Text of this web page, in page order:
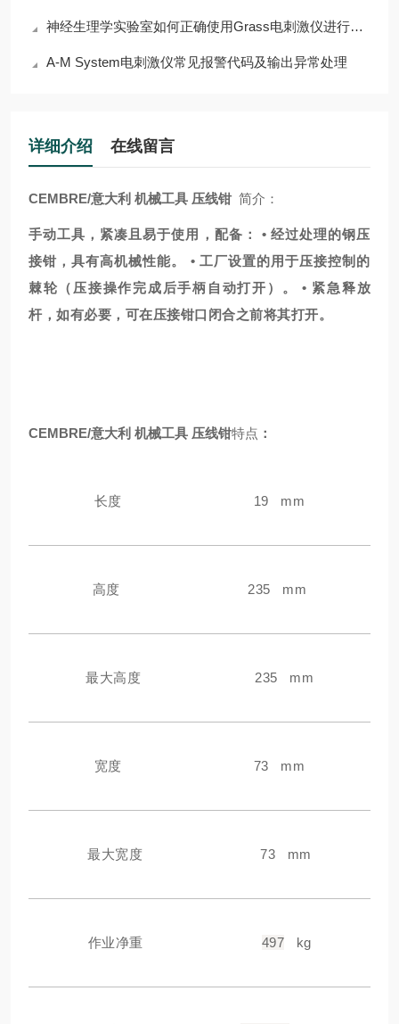
神经生理学实验室如何正确使用Grass电刺激仪进行组织刺激
A-M System电刺激仪常见报警代码及输出异常处理
详细介绍 在线留言
CEMBRE/意大利 机械工具 压线钳简介：
手动工具，紧凑且易于使用，配备： • 经过处理的钢压
接钳，具有高机械性能。 • 工厂设置的用于压接控制的
棘轮（压接操作完成后手柄自动打开）。 • 紧急释放
杆，如有必要，可在压接钳口闭合之前将其打开。
CEMBRE/意大利 机械工具 压线钳特点 ：
长度 19 mm
高度 235 mm
最大高度 235 mm
宽度 73 mm
最大宽度 73 mm
作业净重 497 kg